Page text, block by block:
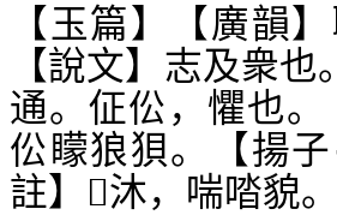
【玉篇】【廣韻
【說文】志及衆
通。佂伀，懼也
伀矇狼狽。【揚子
註】 𤄎沐，喘𠴲貌